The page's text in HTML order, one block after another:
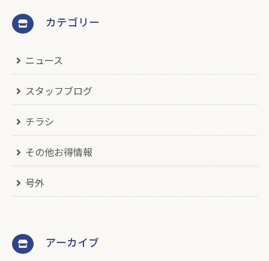
カテゴリー
ニュース
スタッフブログ
チラシ
その他お得情報
号外
アーカイブ